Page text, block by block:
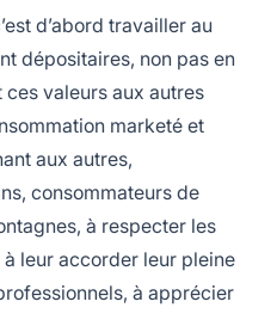
d’abord travailler au
dépositaires, non pas en
valeurs aux autres
marketé et
aux autres,
consommateurs de
à respecter les
leur accorder leur pleine
à apprécier